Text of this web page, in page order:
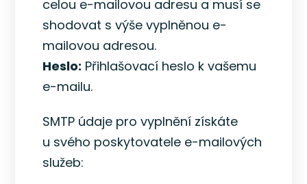
celou e-mailovou adresu a musí se
shodovat s výše vyplněnou e-
mailovou adresou.
Heslo: Přihlašovací heslo k vašemu
e-mailu.
SMTP údaje pro vyplnění získáte
u svého poskytovatele e-mailových
služeb: